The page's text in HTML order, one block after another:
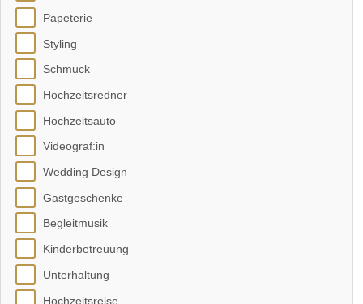
Papeterie
Styling
Schmuck
Hochzeitsredner
Hochzeitsauto
Videograf:in
Wedding Design
Gastgeschenke
Begleitmusik
Kinderbetreuung
Unterhaltung
Hochzeitsreise